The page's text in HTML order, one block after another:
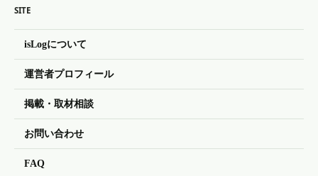
SITE
isLogについて
運営者プロフィール
掲載・取材相談
お問い合わせ
FAQ